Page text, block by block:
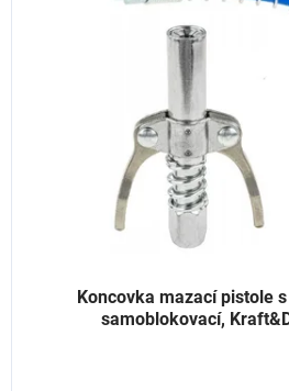
Koncovka mazací pistole
samoblokovací,